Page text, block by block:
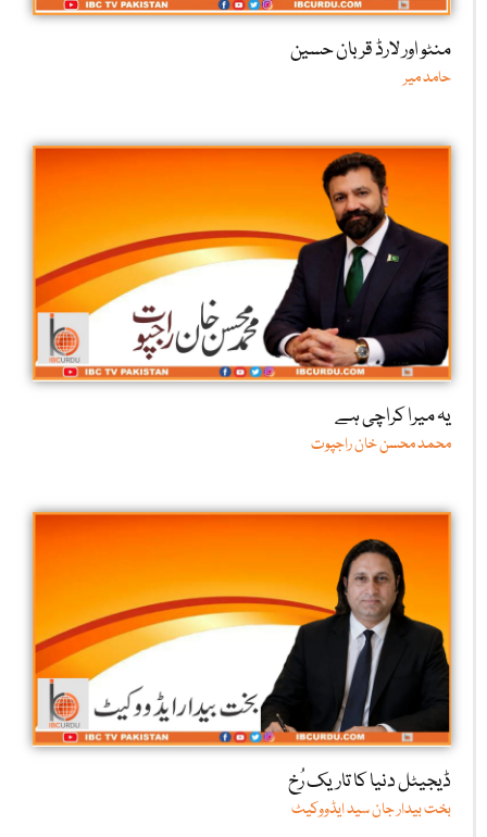
منٹو اور لارڈ قربان حسین
حامد میر
یہ میرا کراچی ہے
محمد محسن خان راجپوت
ڈیجیٹل دنیا کا تاریک رُخ
بخت بیدار جان سید ایڈووکیٹ